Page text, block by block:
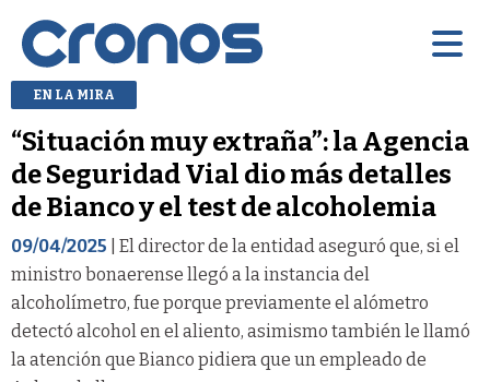
EN LA MIRA
“Situación muy extraña”: la Agencia
de Seguridad Vial dio más detalles
de Bianco y el test de alcoholemia
09/04/2025 | El director de la entidad aseguró que, si el
ministro bonaerense llegó a la instancia del
alcoholímetro, fue porque previamente el alómetro
detectó alcohol en el aliento, asimismo también le llamó
la atención que Bianco pidiera que un empleado de